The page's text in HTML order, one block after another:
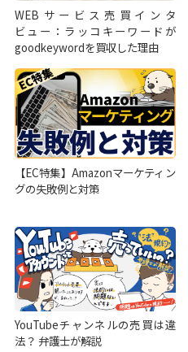
WEBサービス売買インタ
ビュー：ラッコキーワードが
goodkeywordを買収した理由
【EC特集】Amazonマーケティン
グの失敗例と対策
YouTubeチャンネルの売買は違
法？ 弁護士が解説